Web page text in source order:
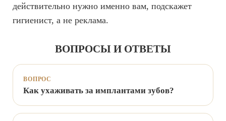
действительно нужно именно вам, подскажет
гигиенист, а не реклама.
ВОПРОСЫ И ОТВЕТЫ
ВОПРОС
Как ухаживать за имплантами зубов?